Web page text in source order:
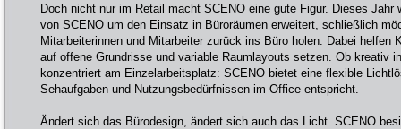
Doch nicht nur im Retail macht SCENO eine gute Figur. Dieses Jahr
von SCENO um den Einsatz in Büroräumen erweitert, schließlich
Mitarbeiterinnen und Mitarbeiter zurück ins Büro holen. Dabei helfen
auf offene Grundrisse und variable Raumlayouts setzen. Ob kreativ
konzentriert am Einzelarbeitsplatz: SCENO bietet eine flexible
Sehaufgaben und Nutzungsbedürfnissen im Office entspricht.
Ändert sich das Bürodesign, ändert sich auch das Licht. SCENO